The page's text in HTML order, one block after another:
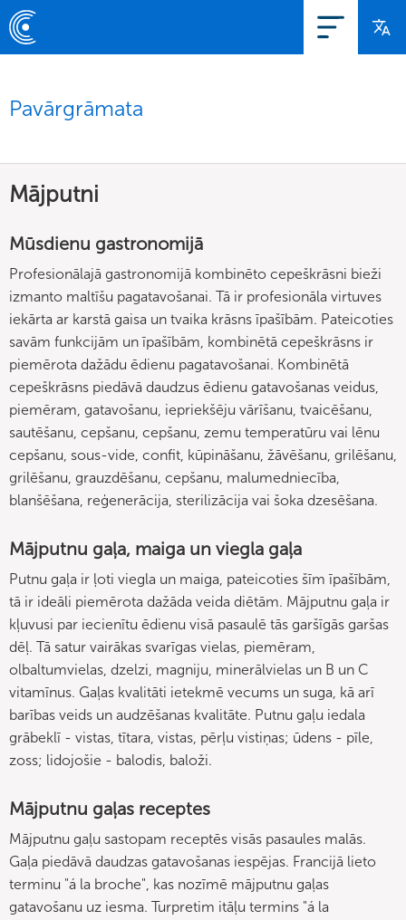
Pavārgrāmata
Mājputni
Mūsdienu gastronomijā
Profesionālajā gastronomijā kombinēto cepeškrāsni bieži
izmanto maltīšu pagatavošanai. Tā ir profesionāla virtuves
iekārta ar karstā gaisa un tvaika krāsns īpašībām. Pateicoties
savām funkcijām un īpašībām, kombinētā cepeškrāsns ir
piemērota dažādu ēdienu pagatavošanai. Kombinētā
cepeškrāsns piedāvā daudzus ēdienu gatavošanas veidus,
piemēram, gatavošanu, iepriekšēju vārīšanu, tvaicēšanu,
sautēšanu, cepšanu, cepšanu, zemu temperatūru vai lēnu
cepšanu, sous-vide, confit, kūpināšanu, žāvēšanu, grilēšanu,
grilēšanu, grauzdēšanu, cepšanu, malumedniecība,
blanšēšana, reģenerācija, sterilizācija vai šoka dzesēšana.
Mājputnu gaļa, maiga un viegla gaļa
Putnu gaļa ir ļoti viegla un maiga, pateicoties šīm īpašībām,
tā ir ideāli piemērota dažāda veida diētām. Mājputnu gaļa ir
kļuvusi par iecienītu ēdienu visā pasaulē tās garšīgās garšas
dēļ. Tā satur vairākas svarīgas vielas, piemēram,
olbaltumvielas, dzelzi, magniju, minerālvielas un B un C
vitamīnus. Gaļas kvalitāti ietekmē vecums un suga, kā arī
barības veids un audzēšanas kvalitāte. Putnu gaļu iedala
grābeklī - vistas, tītara, vistas, pērļu vistiņas; ūdens - pīle,
zoss; lidojošie - balodis, baloži.
Mājputnu gaļas receptes
Mājputnu gaļu sastopam receptēs visās pasaules malās.
Gaļa piedāvā daudzas gatavošanas iespējas. Francijā lieto
terminu "á la broche", kas nozīmē mājputnu gaļas
gatavošanu uz iesma. Turpretim itāļu termins "á la